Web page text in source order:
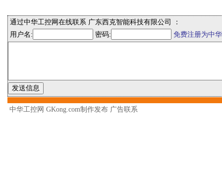
通过中华工控网在线联系 广东西克智能科技有限公司 ：
用户名:
密码: 免费注册为中
中华工控网 GKong.com制作发布 广告联系